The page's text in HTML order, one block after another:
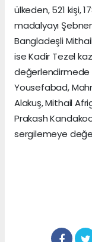
ülkeden, 521 kişi,
madalyayı
Bangladeşli
ise Kadir Tezel
değerlendirmede
Yousefabad,
Alakuş, Mithail
Prakash
sergilemeye